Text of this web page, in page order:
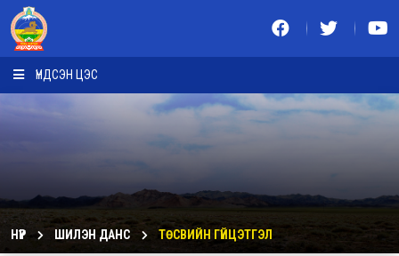
ҮНДСЭН ЦЭС
НҮҮР ШИЛЭН ДАНС ТӨСВИЙН ГҮЙЦЭТГЭЛ